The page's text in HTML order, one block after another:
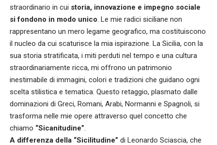
straordinario in cui storia, innovazione e impegno sociale
si fondono in modo unico . Le mie radici siciliane non
rappresentano un mero legame geografico, ma costituiscono
il nucleo da cui scaturisce la mia ispirazione. La Sicilia, con la
sua storia stratificata, i miti perduti nel tempo e una cultura
straordinariamente ricca, mi offrono un patrimonio
inestimabile di immagini, colori e tradizioni che guidano ogni
scelta stilistica e tematica. Questo retaggio, plasmato dalle
dominazioni di Greci, Romani, Arabi, Normanni e Spagnoli, si
trasforma nelle mie opere attraverso quel concetto che
chiamo “Sicanitudine”
A differenza della “Sicilitudine” di Leonardo Sciascia, che